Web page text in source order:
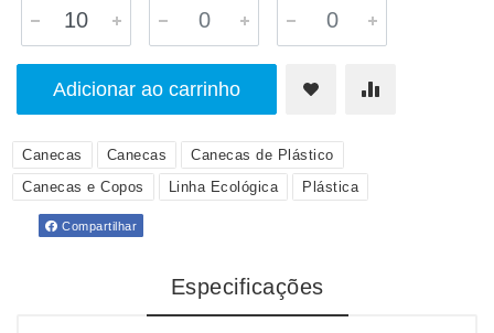
Adicionar ao carrinho
Canecas Canecas
Canecas de Plástico
Canecas e Copos
Linha Ecológica Plástica
Compartilhar
Especificações